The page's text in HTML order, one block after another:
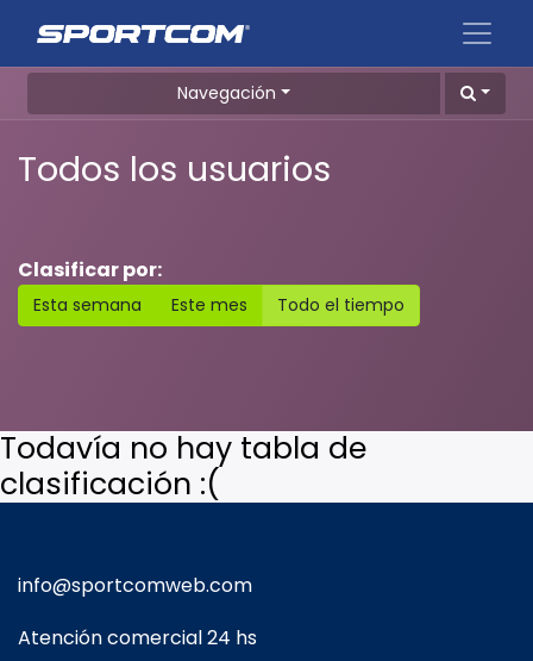
Navegación
Todos los usuarios
Clasificar por:
Esta semana Este mes Todo el tiempo
Todavía no hay tabla de
clasificación :(
info@sportcomweb.com
Atención comercial 24 hs